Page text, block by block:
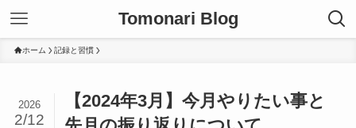
Tomonari Blog
ホーム 記録と習慣
【2024年3月】今月やりたい事と
2026
2/12